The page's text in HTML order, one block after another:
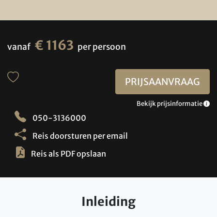
vanaf € 1163 per persoon
PRIJSAANVRAAG
Bekijk prijsinformatie
050-3136000
Reis doorsturen per email
Reis als PDF opslaan
Inleiding